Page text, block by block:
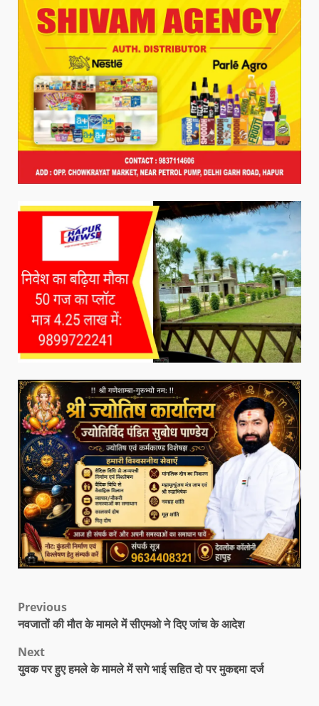
Previous
नवजातों की मौत के मामले में सीएमओ ने दिए जांच के आदेश
Next
युवक पर हुए हमले के मामले में सगे भाई सहित दो पर मुकद्दमा दर्ज